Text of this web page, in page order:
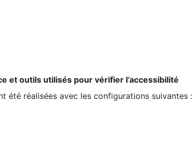
et outils utilisés pour vérifier l’accessibilité
été réalisées avec les configurations suivantes :